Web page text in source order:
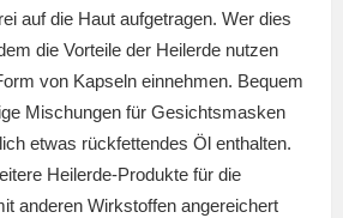
auf die Haut aufgetragen. Wer dies
die Vorteile der Heilerde nutzen
von Kapseln einnehmen. Bequem
Mischungen für Gesichtsmasken
etwas rückfettendes Öl enthalten.
Heilerde-Produkte für die
anderen Wirkstoffen angereichert